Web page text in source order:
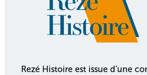
Rezé Histoire est issue d’une